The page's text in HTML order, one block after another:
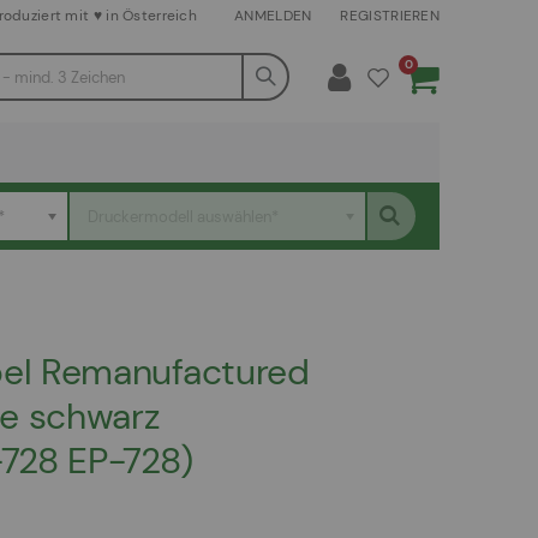
mit ♥ in Österreich ANMELDEN REGISTRIEREN
Warenkorb
0Artikel
Remanufactured
schwarz
EP-728)